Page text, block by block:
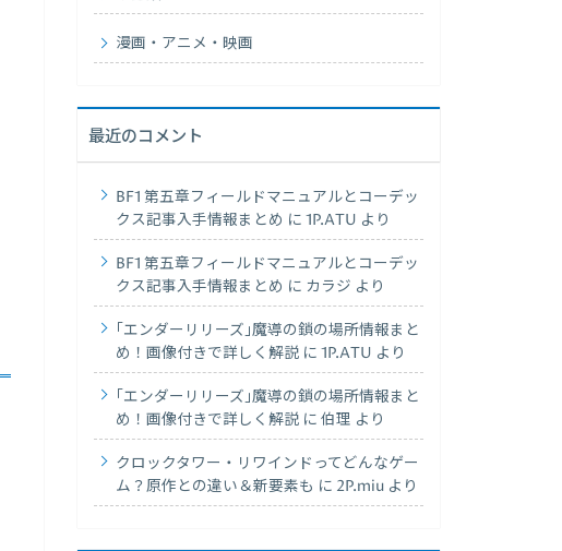
漫画・アニメ・映画
最近のコメント
BF1 第五章フィールドマニュアルとコーデッ
クス記事入手情報まとめ に1P.ATU より
BF1 第五章フィールドマニュアルとコーデッ
クス記事入手情報まとめ に カラジ より
｢エンダーリリーズ｣魔導の鎖の場所情報まと
め！画像付きで詳しく解説 に1P.ATU より
｢エンダーリリーズ｣魔導の鎖の場所情報まと
め！画像付きで詳しく解説 に伯理 より
クロックタワー・リワインドってどんなゲー
ム？原作との違い＆新要素も に 2P.miu より